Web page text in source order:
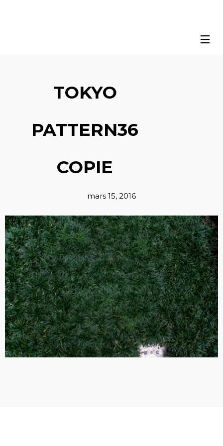
TOKYO
PATTERN36
COPIE
mars 15, 2016